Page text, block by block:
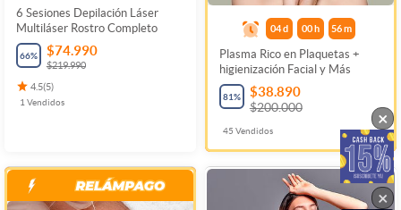
6 Sesiones Depilación Láser
Multiláser Rostro Completo
66% $74.990
$219.990
4.5(5)
1 Vendidos
04 d 00 h 56m
Plasma Rico en Plaquetas +
higienización Facial y Más
81% $38.890
$200.000
45 Vendidos
×
×